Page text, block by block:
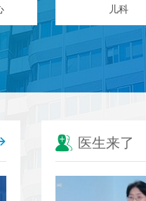
放射科
 医生来了